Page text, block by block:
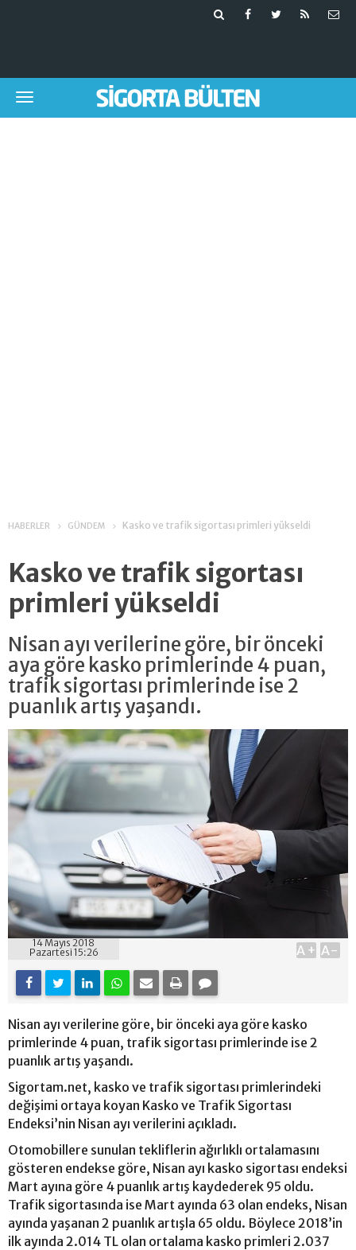
HABERLER GÜNDEM Kasko ve trafik sigortası primleri yükseldi
Kasko ve trafik sigortası
primleri yükseldi
Nisan ayı verilerine göre, bir önceki
aya göre kasko primlerinde 4 puan,
trafik sigortası primlerinde ise 2
puanlık artış yaşandı.
14 Mayıs 2018
Pazartesi 15:26
A+ A-
Nisan ayı verilerine göre, bir önceki aya göre kasko
primlerinde 4 puan, trafik sigortası primlerinde ise 2
puanlık artış yaşandı.
Sigortam.net, kasko ve trafik sigortası primlerindeki
değişimi ortaya koyan Kasko ve Trafik Sigortası
Endeksi’nin Nisan ayı verilerini açıkladı.
Otomobillere sunulan tekliflerin ağırlıklı ortalamasını
gösteren endekse göre, Nisan ayı kasko sigortası endeksi
Mart ayına göre 4 puanlık artış kaydederek 95 oldu.
Trafik sigortasında ise Mart ayında 63 olan endeks, Nisan
ayında yaşanan 2 puanlık artışla 65 oldu. Böylece 2018’in
ilk ayında 2.014 TL olan ortalama kasko primleri 2.037